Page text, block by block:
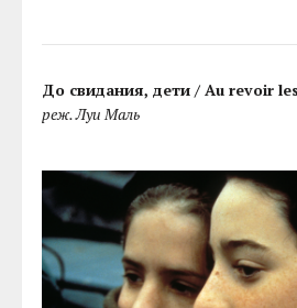
До свидания, дети / Au revoir
реж. Луи Маль